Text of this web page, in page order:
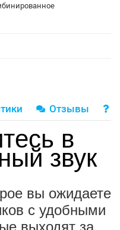
Отзывы
в
звук
вы ожидаете
с удобными
выходят за